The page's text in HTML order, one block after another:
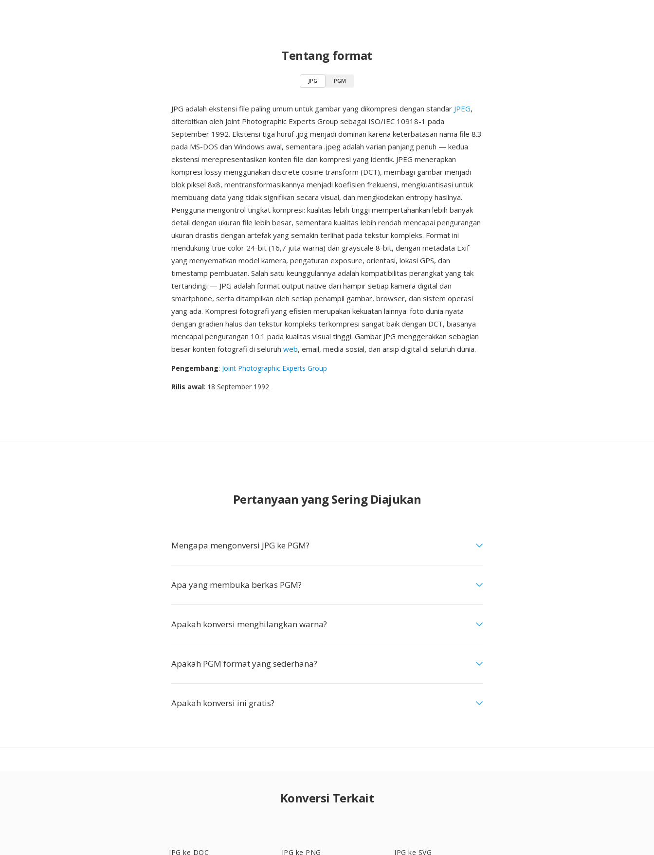
Tentang format
JPG PGM
JPG adalah ekstensi file paling umum untuk gambar yang dikompresi dengan standar JPEG,
diterbitkan oleh Joint Photographic Experts Group sebagai ISO/IEC 10918-1 pada
September 1992. Ekstensi tiga huruf .jpg menjadi dominan karena keterbatasan nama file 8.3
pada MS-DOS dan Windows awal, sementara .jpeg adalah varian panjang penuh — kedua
ekstensi merepresentasikan konten file dan kompresi yang identik. JPEG menerapkan
kompresi lossy menggunakan discrete cosine transform (DCT), membagi gambar menjadi
blok piksel 8x8, mentransformasikannya menjadi koefisien frekuensi, mengkuantisasi untuk
membuang data yang tidak signifikan secara visual, dan mengkodekan entropy hasilnya.
Pengguna mengontrol tingkat kompresi: kualitas lebih tinggi mempertahankan lebih banyak
detail dengan ukuran file lebih besar, sementara kualitas lebih rendah mencapai pengurangan
ukuran drastis dengan artefak yang semakin terlihat pada tekstur kompleks. Format ini
mendukung true color 24-bit (16,7 juta warna) dan grayscale 8-bit, dengan metadata Exif
yang menyematkan model kamera, pengaturan exposure, orientasi, lokasi GPS, dan
timestamp pembuatan. Salah satu keunggulannya adalah kompatibilitas perangkat yang tak
tertandingi — JPG adalah format output native dari hampir setiap kamera digital dan
smartphone, serta ditampilkan oleh setiap penampil gambar, browser, dan sistem operasi
yang ada. Kompresi fotografi yang efisien merupakan kekuatan lainnya: foto dunia nyata
dengan gradien halus dan tekstur kompleks terkompresi sangat baik dengan DCT, biasanya
mencapai pengurangan 10:1 pada kualitas visual tinggi. Gambar JPG menggerakkan sebagian
besar konten fotografi di seluruh web, email, media sosial, dan arsip digital di seluruh dunia.
Pengembang: Joint Photographic Experts Group
Rilis awal: 18 September 1992
Pertanyaan yang Sering Diajukan
Mengapa mengonversi JPG ke PGM?
Apa yang membuka berkas PGM?
Apakah konversi menghilangkan warna?
Apakah PGM format yang sederhana?
Apakah konversi ini gratis?
Konversi Terkait
JPG ke DOC JPG ke PNG JPG ke SVG